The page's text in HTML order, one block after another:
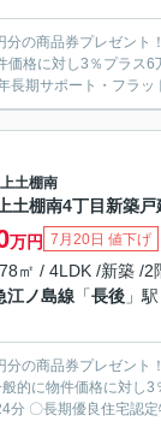
品券プレゼント！ 藤
格に対し3％プラス
線「長後」駅徒歩10分 〇３０年長期サポ
上土棚南
土棚南4丁目新築
万円 7月20日 値下げ
㎡ / 4LDK /新築 /2
江ノ島線 「長後 」
の商品券プレゼント
的に物件価格に対し
なります。 〇小田急江ノ島線「長後」駅徒歩